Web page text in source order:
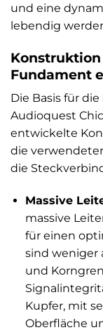
und eine
lebendig
Fundament
Die Basis für
Audioquest
entwickelte
die
die
Massive
massive
für einen
sind weniger
und
Kupfer, mit
Oberfläche